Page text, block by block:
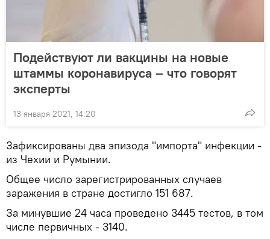
Подействуют ли вакцины на новые
штаммы коронавируса – что говорят
эксперты
13 января 2021, 14:20
Зафиксированы два эпизода "импорта" инфекции -
из Чехии и Румынии.
Общее число зарегистрированных случаев
заражения в стране достигло 151 687.
За минувшие 24 часа проведено 3445 тестов, в том
числе первичных - 3140.